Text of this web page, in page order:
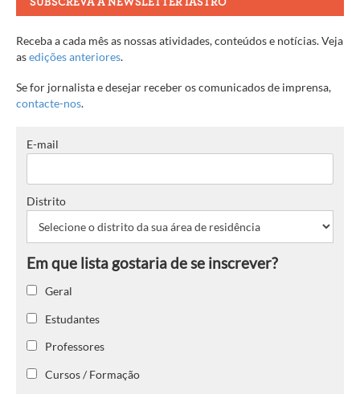
Receba a cada mês as nossas atividades, conteúdos e notícias. Veja
asedições anteriores.
Se for jornalista e desejar receber os comunicados de imprensa,
contacte-nos.
E-mail
Distrito
Geral
Estudantes
Professores
Cursos / Formação